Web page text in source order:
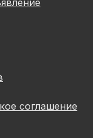
соглашение